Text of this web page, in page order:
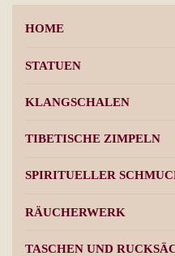
HOME
STATUEN
KLANGSCHALEN
TIBETISCHE ZIMPELN
SPIRITUELLER
RÄUCHERWERK
TASCHEN UND